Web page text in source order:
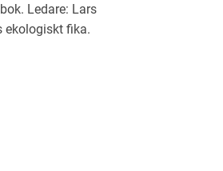
Ledare: Lars
ekologiskt fika.